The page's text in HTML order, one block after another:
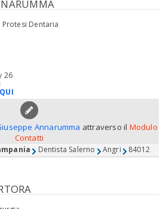
Dentaria
26
Annarumma attraverso il Modulo
Contatti
Dentista Salerno Angri 84012